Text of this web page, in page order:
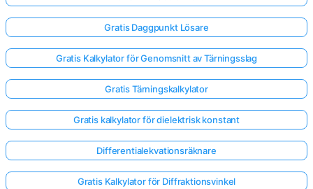
Gratis Daggpunkt Lösare
Gratis Kalkylator för Genomsnitt av Tärningsslag
Gratis Tärningskalkylator
Gratis kalkylator för dielektrisk konstant
Differentialekvationsräknare
Gratis Kalkylator för Diffraktionsvinkel